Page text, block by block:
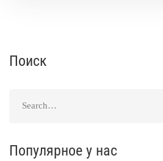
Поиск
Популярное у нас